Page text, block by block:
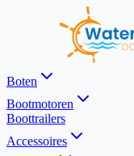
Boten
Bootmotoren
Boottrailers
Accessoires